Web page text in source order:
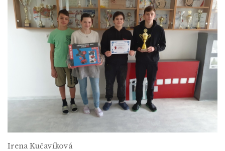
Irena Kučavíková